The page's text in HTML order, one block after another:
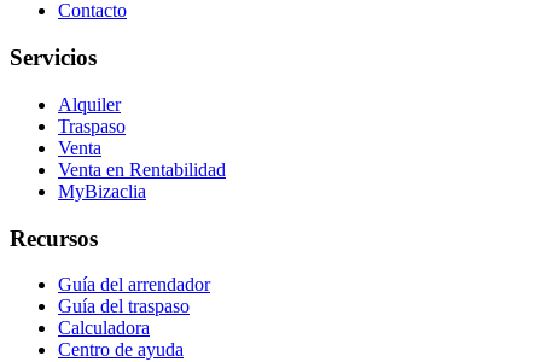
Contacto
Servicios
Alquiler
Traspaso
Venta
Venta en Rentabilidad
MyBizaclia
Recursos
Guía del arrendador
Guía del traspaso
Calculadora
Centro de ayuda